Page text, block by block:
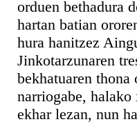
orduen bethadura
hartan batian
hura hanitzez
Jinkotarzunaren
bekhatuaren
narriogabe, halako
ekhar lezan, nun